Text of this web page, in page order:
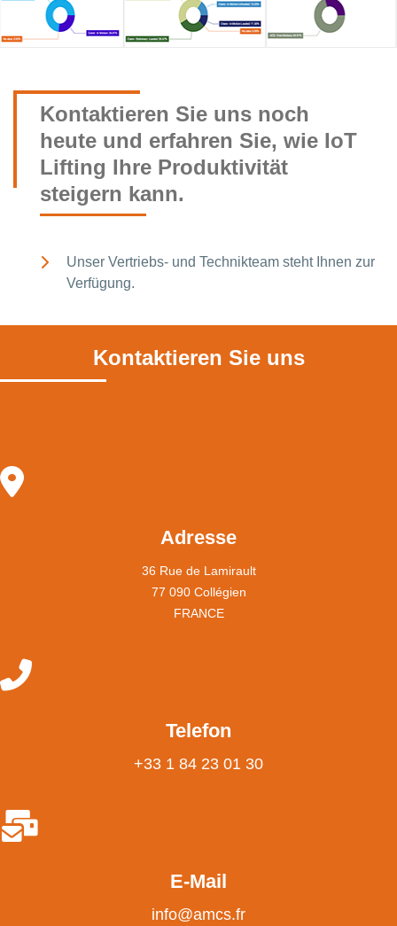
Kontaktieren Sie uns noch
heute und erfahren Sie, wie IoT
Lifting Ihre Produktivität
steigern kann.
Unser Vertriebs- und Technikteam steht Ihnen zur
Verfügung.
Kontaktieren Sie uns
Adresse
36 Rue de Lamirault
77 090 Collégien
FRANCE
Telefon
+33 1 84 23 01 30
E-Mail
info@amcs.fr